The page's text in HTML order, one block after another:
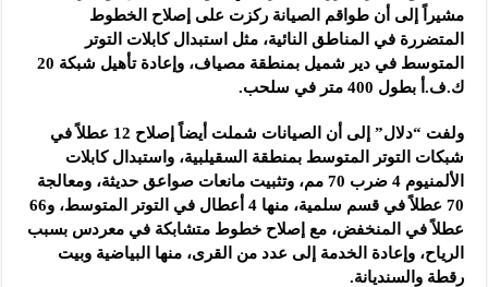
مشيراً إلى أن طواقم الصيانة ركزت على إصلاح الخطوط
المتضررة في المناطق النائية، مثل استبدال كابلات التوتر
المتوسط في دير شميل بمنطقة مصياف، وإعادة تأهيل شبكة 20
ك.ف.أ بطول 400 متر في سلحب.
ولفت “دلال” إلى أن الصيانات شملت أيضاً إصلاح 12 عطلاً في
شبكات التوتر المتوسط بمنطقة السقيلبية، واستبدال كابلات
الألمنيوم 4 ضرب 70 مم، وتثبيت مانعات صواعق حديثة، ومعالجة
70 عطلاً في قسم سلمية، منها 4 أعطال في التوتر المتوسط، و66
عطلاً في المنخفض، مع إصلاح خطوط متشابكة في معردس بسبب
الرياح، وإعادة الخدمة إلى عدد من القرى، منها البياضية وبيت
رقطة والسنديانة.